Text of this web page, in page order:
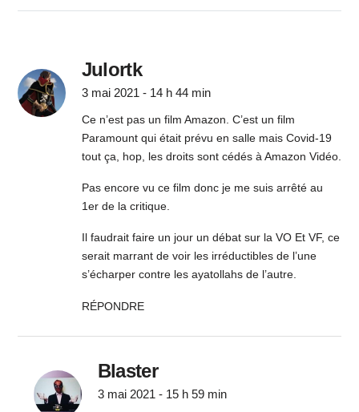
Julortk
3 mai 2021 - 14 h 44 min
Ce n’est pas un film Amazon. C’est un film
Paramount qui était prévu en salle mais Covid-19
tout ça, hop, les droits sont cédés à Amazon Vidéo.
Pas encore vu ce film donc je me suis arrêté au
1er de la critique.
Il faudrait faire un jour un débat sur la VO Et VF, ce
serait marrant de voir les irréductibles de l’une
s’écharper contre les ayatollahs de l’autre.
RÉPONDRE
Blaster
3 mai 2021 - 15 h 59 min